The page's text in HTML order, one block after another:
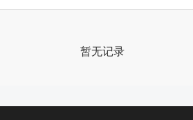
暂无记录